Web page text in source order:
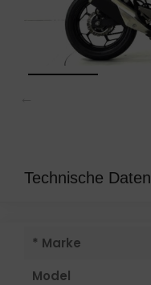
Technische Daten
* Marke
Model